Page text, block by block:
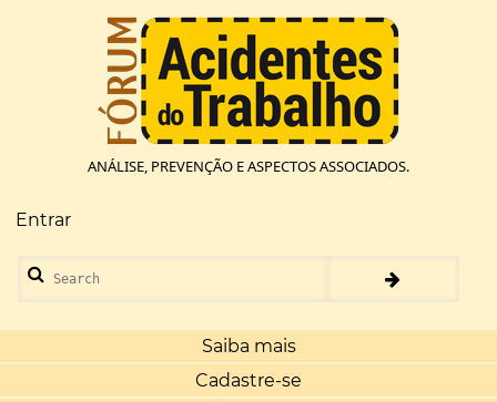
ANÁLISE, PREVENÇÃO E ASPECTOS ASSOCIADOS.
Menu
de
conta
de
usuário
Entrar
Search
Saiba mais
Cadastre-se